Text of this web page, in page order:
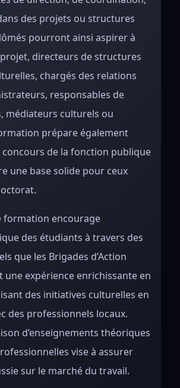
des projets ou structures
pourront ainsi aspirer à
directeurs de structures
chargés des relations
responsables de
médiateurs culturels ou
prépare également
concours de la fonction publique
une base solide pour ceux
formation encourage
des étudiants à travers des
que les Brigades d’Action
une expérience enrichissante en
des initiatives culturelles en
des professionnels locaux.
d’enseignements théoriques
vise à assurer
sur le marché du travail.